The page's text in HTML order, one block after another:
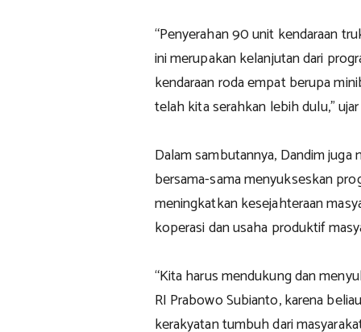
“Penyerahan 90 unit kendaraan
ini merupakan kelanjutan dari
kendaraan roda empat berupa
telah kita serahkan lebih dulu,”
Dalam sambutannya, Dandim
bersama-sama menyukseskan
meningkatkan kesejahteraan
koperasi dan usaha produktif
“Kita harus mendukung dan
RI Prabowo Subianto, karena
kerakyatan tumbuh dari